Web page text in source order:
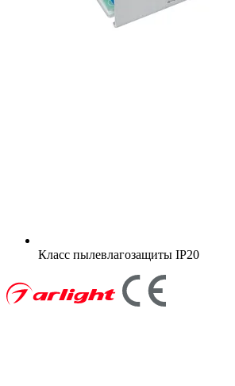
Класс пылевлагозащиты IP20